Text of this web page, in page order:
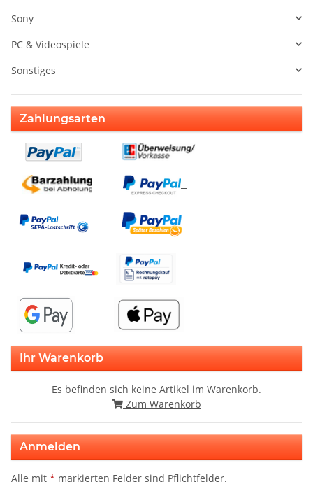
Sony
PC & Videospiele
Sonstiges
Zahlungsarten
Ihr Warenkorb
Es befinden sich keine Artikel im Warenkorb.
Zum Warenkorb
Anmelden
Alle mit * markierten Felder sind Pflichtfelder.